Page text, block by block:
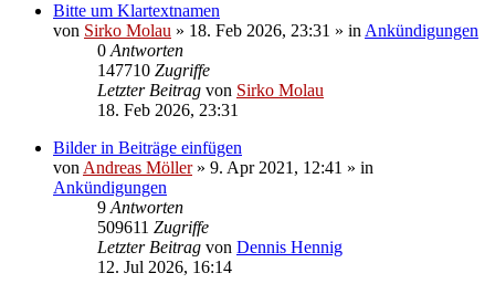
Bitte um Klartextnamen
von Sirko Molau » 18. Feb 2026, 23:31 » in Ankündigungen
0 Antworten
147710 Zugriffe
Letzter Beitrag von Sirko Molau
18. Feb 2026, 23:31
Bilder in Beiträge einfügen
von Andreas Möller» 9. Apr 2021, 12:41 » in
Ankündigungen
9 Antworten
509611 Zugriffe
Letzter Beitrag von Dennis Hennig
12. Jul 2026, 16:14